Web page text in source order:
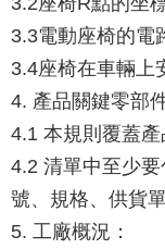
3.3電動座椅的電
3.4座椅在車輛上
4. 產品關鍵零部
4.1 本規則覆蓋
4.2 清單中至少
號、規格、供貨
5. 工廠概況：